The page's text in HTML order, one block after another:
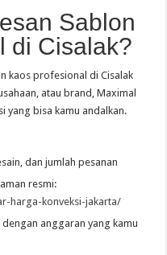
Sablon
di Cisalak?
kaos profesional di Cisalak
atau brand, Maximal
yang bisa kamu andalkan.
dan jumlah pesanan
resmi:
harga-konveksi-jakarta/
anggaran yang kamu